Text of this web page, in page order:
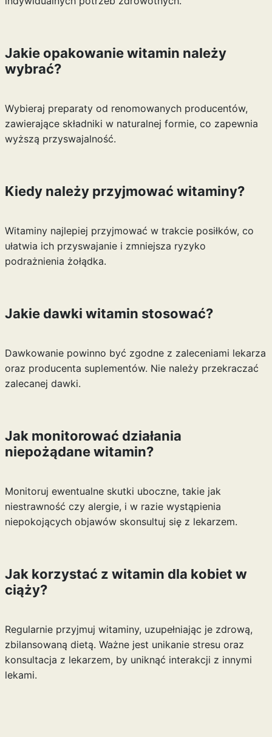
Jakie opakowanie witamin należy
wybrać?
Wybieraj preparaty od renomowanych producentów,
zawierające składniki w naturalnej formie, co zapewnia
wyższą przyswajalność.
Kiedy należy przyjmować witaminy?
Witaminy najlepiej przyjmować w trakcie posiłków, co
ułatwia ich przyswajanie i zmniejsza ryzyko
podrażnienia żołądka.
Jakie dawki witamin stosować?
Dawkowanie powinno być zgodne z zaleceniami lekarza
oraz producenta suplementów. Nie należy przekraczać
zalecanej dawki.
Jak monitorować działania
niepożądane witamin?
Monitoruj ewentualne skutki uboczne, takie jak
niestrawność czy alergie, i w razie wystąpienia
niepokojących objawów skonsultuj się z lekarzem.
Jak korzystać z witamin dla kobiet w
ciąży?
Regularnie przyjmuj witaminy, uzupełniając je zdrową,
zbilansowaną dietą. Ważne jest unikanie stresu oraz
konsultacja z lekarzem, by uniknąć interakcji z innymi
lekami.